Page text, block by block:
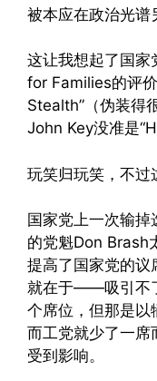
被本应在政治光谱
这让我想起了国
for Families的评
Stealth”（伪装得
John Key没准是
玩笑归玩笑，不过
国家党上一次输
的党魁Don Brash
提高了国家党的议
就在于——吸引不
个席位，但那是以
而工党就少了一席
受到影响。